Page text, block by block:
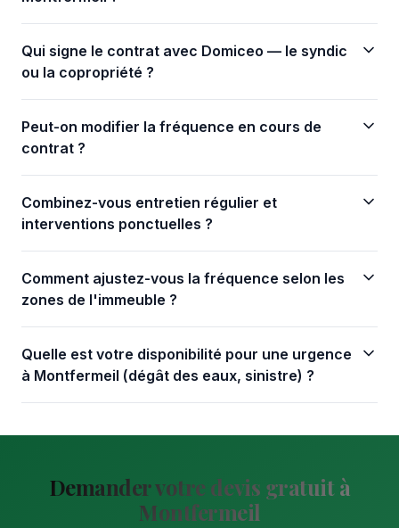
Qui signe le contrat avec Domiceo — le syndic
ou la copropriété ?
Peut-on modifier la fréquence en cours de
contrat ?
Combinez-vous entretien régulier et
interventions ponctuelles ?
Comment ajustez-vous la fréquence selon les
zones de l'immeuble ?
Quelle est votre disponibilité pour une urgence
à Montfermeil (dégât des eaux, sinistre) ?
Demander votre devis gratuit à
Montfermeil